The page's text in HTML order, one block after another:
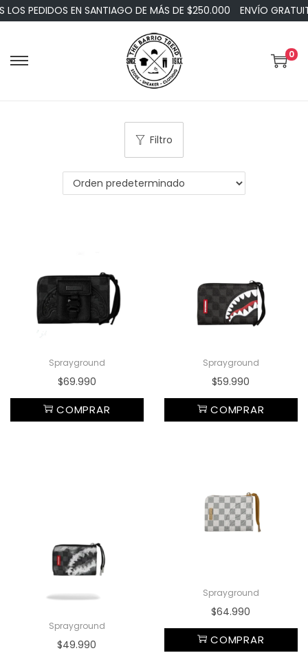
PEDIDOS EN SANTIAGO DE MÁS DE $250.000 ENVÍO
0
Filtro
Sprayground
$69.990
COMPRAR
Sprayground
$59.990
COMPRAR
Sprayground
$49.990
Sprayground
$64.990
COMPRAR